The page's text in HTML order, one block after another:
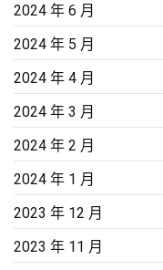
2024 年 6 月
2024 年 5 月
2024 年 4 月
2024 年 3 月
2024 年 2 月
2024 年 1 月
2023 年 12 月
2023 年 11 月